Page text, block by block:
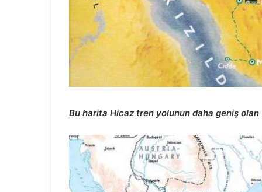
Bu harita Hicaz tren yolunun daha geniş olan